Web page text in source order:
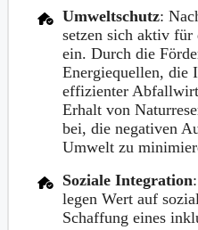
Umweltschutz:
setzen sich aktiv
ein. Durch die
Energiequellen, die
effizienter
Erhalt von
bei, die negativen
Umwelt zu
Soziale Integration
legen Wert auf
Schaffung eines